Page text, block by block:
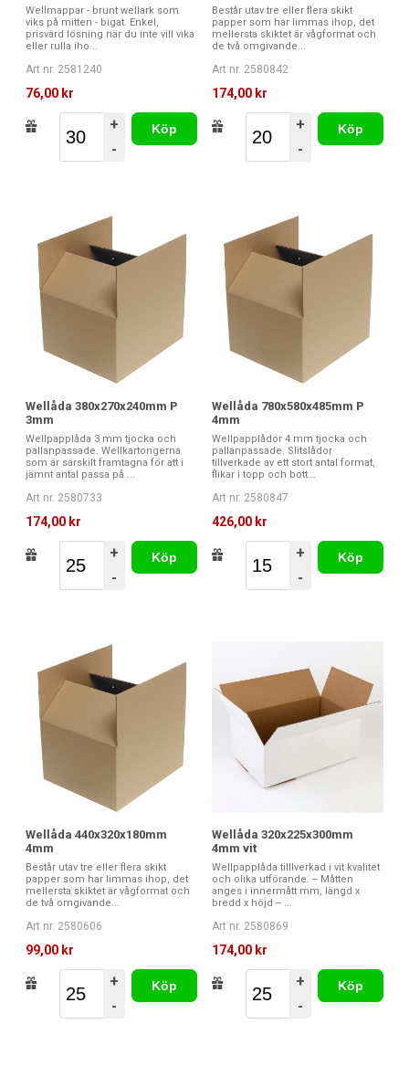
Wellmappar - brunt wellark som
viks på mitten - bigat. Enkel,
prisvärd lösning när du inte vill vika
eller rulla iho...
Art nr. 2581240
76,00 kr
+
-
Köp
Består utav tre eller flera skikt
papper som har limmas ihop, det
mellersta skiktet är vågformat och
de två omgivande...
Art nr. 2580842
174,00 kr
+
-
Köp
Wellåda 380x270x240mm P
3mm
Wellpapplåda 3 mm tjocka och
pallanpassade. Wellkartongerna
som är särskilt framtagna för att i
jämnt antal passa på ...
Art nr. 2580733
174,00 kr
+
-
Köp
Wellåda 780x580x485mm P
4mm
Wellpapplådor 4 mm tjocka och
pallanpassade. Slitslådor
tillverkade av ett stort antal format,
flikar i topp och bott...
Art nr. 2580847
426,00 kr
+
-
Köp
Wellåda 440x320x180mm
4mm
Består utav tre eller flera skikt
papper som har limmas ihop, det
mellersta skiktet är vågformat och
de två omgivande...
Art nr. 2580606
99,00 kr
+
-
Köp
Wellåda 320x225x300mm
4mm vit
Wellpapplåda tilllverkad i vit kvalitet
och olika utförande. -- Måtten
anges i innermått mm, längd x
bredd x höjd -- ...
Art nr. 2580869
174,00 kr
+
-
Köp